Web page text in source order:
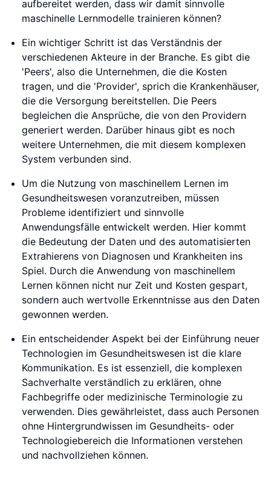
aufbereitet werden, dass wir damit sinnvolle
maschinelle Lernmodelle trainieren können?
Ein wichtiger Schritt ist das Verständnis der
verschiedenen Akteure in der Branche. Es gibt die
'Peers', also die Unternehmen, die die Kosten
tragen, und die 'Provider', sprich die Krankenhäuser,
die die Versorgung bereitstellen. Die Peers
begleichen die Ansprüche, die von den Providern
generiert werden. Darüber hinaus gibt es noch
weitere Unternehmen, die mit diesem komplexen
System verbunden sind.
Um die Nutzung von maschinellem Lernen im
Gesundheitswesen voranzutreiben, müssen
Probleme identifiziert und sinnvolle
Anwendungsfälle entwickelt werden. Hier kommt
die Bedeutung der Daten und des automatisierten
Extrahierens von Diagnosen und Krankheiten ins
Spiel. Durch die Anwendung von maschinellem
Lernen können nicht nur Zeit und Kosten gespart,
sondern auch wertvolle Erkenntnisse aus den Daten
gewonnen werden.
Ein entscheidender Aspekt bei der Einführung neuer
Technologien im Gesundheitswesen ist die klare
Kommunikation. Es ist essenziell, die komplexen
Sachverhalte verständlich zu erklären, ohne
Fachbegriffe oder medizinische Terminologie zu
verwenden. Dies gewährleistet, dass auch Personen
ohne Hintergrundwissen im Gesundheits- oder
Technologiebereich die Informationen verstehen
und nachvollziehen können.